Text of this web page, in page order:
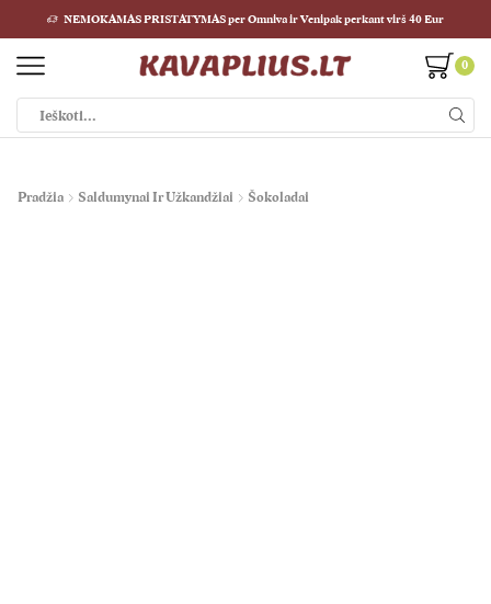
NEMOKAMAS PRISTATYMAS per Omniva ir Venipak perkant virš 40 Eur
0
Pradžia Saldumynai Ir Užkandžiai Šokoladai